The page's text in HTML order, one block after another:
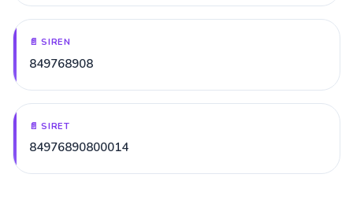
📄 SIREN
849768908
📄 SIRET
84976890800014